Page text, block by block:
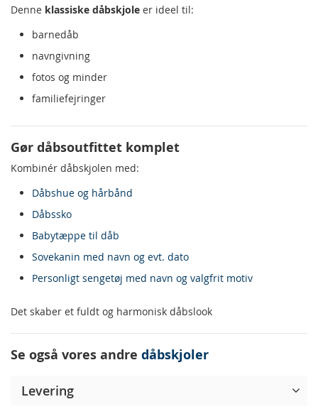
Denne klassiske dåbskjole er ideel til:
barnedåb
navngivning
fotos og minder
familiefejringer
Gør dåbsoutfittet komplet
Kombinér dåbskjolen med:
Dåbshue og hårbånd
Dåbssko
Babytæppe til dåb
Sovekanin med navn og evt. dato
Personligt sengetøj med navn og valgfrit motiv
Det skaber et fuldt og harmonisk dåbslook
Se også vores andre dåbskjoler
Levering